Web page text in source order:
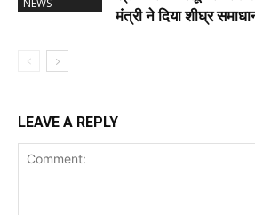
NEWS
मंत्री ने दिया शीघ्र
LEAVE A REPLY